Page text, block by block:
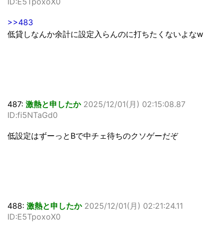
>>483
低貸しなんか余計に設定入らんのに打ちたくないよなw
487: 激熱と申したか 2025/12/01(月) 02:15:08.87
ID:fi5NTaGd0
低設定はずーっとBで中チェ待ちのクソゲーだぞ
488: 激熱と申したか 2025/12/01(月) 02:21:24.11
ID:E5TpoxoX0